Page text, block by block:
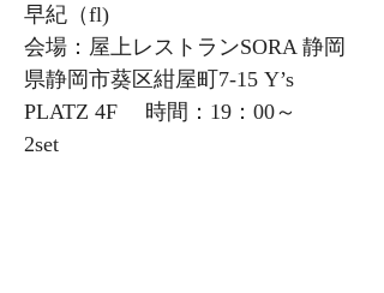
早紀（fl)
会場：屋上レストランSORA 静岡
県静岡市葵区紺屋町7-15 Y’s
PLATZ 4F 時間：19：00～
2set